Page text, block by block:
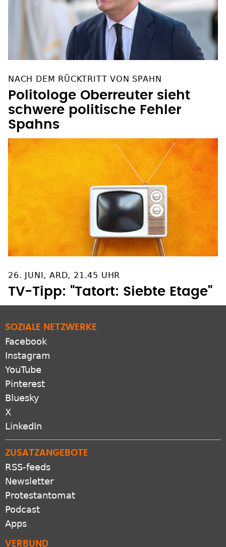
NACH DEM RÜCKTRITT VON SPAHN
Politologe Oberreuter sieht
schwere politische Fehler
Spahns
26. JUNI, ARD, 21.45 UHR
TV-Tipp: "Tatort: Siebte Etage"
SOZIALE NETZWERKE
Facebook
Instagram
YouTube
Pinterest
Bluesky
X
LinkedIn
ZUSATZANGEBOTE
RSS-feeds
Newsletter
Protestantomat
Podcast
Apps
VERBUND